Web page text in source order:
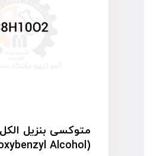
(Methoxybenzyl Alcohol)